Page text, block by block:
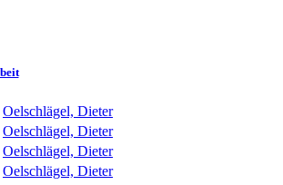
Oelschlägel, Dieter
Oelschlägel, Dieter
Oelschlägel, Dieter
Oelschlägel, Dieter